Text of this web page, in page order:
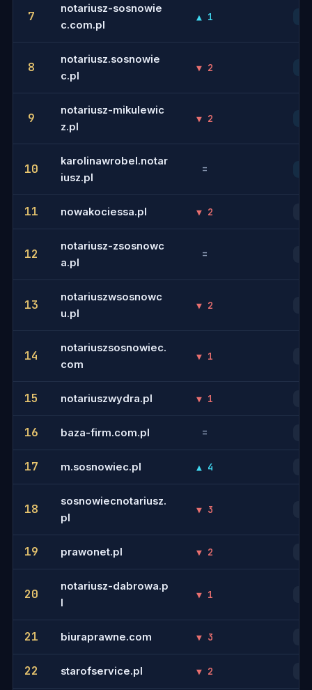
7
notariusz-sosnowie
c.com.pl
▲ 1
8
notariusz.sosnowie
c.pl
▼ 2
9
notariusz-mikulewic
z.pl
▼ 2
10
karolinawrobel.notar
iusz.pl
=
11 nowakociessa.pl ▼ 2
12
notariusz-zsosnowc
a.pl
=
13
notariuszwsosnowc
u.pl
▼ 2
14
notariuszsosnowiec.
com
▼ 1
15 notariuszwydra.pl ▼ 1
16 baza-firm.com.pl =
17 m.sosnowiec.pl ▲ 4
18
sosnowiecnotariusz.
pl
▼ 3
19 prawonet.pl ▼ 2
20
notariusz-dabrowa.p
l
▼ 1
21 biuraprawne.com ▼ 3
22 starofservice.pl ▼ 2